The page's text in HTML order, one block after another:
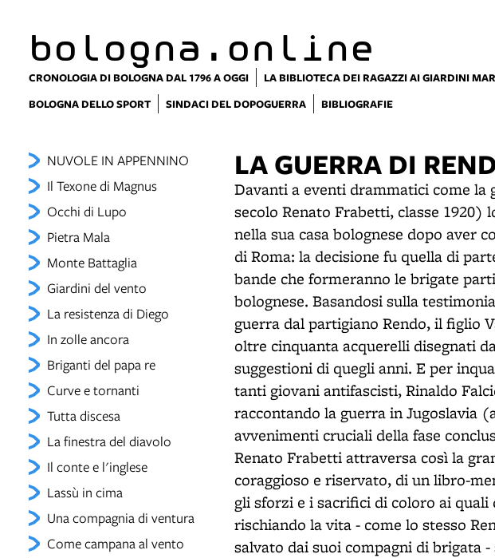
bologna.online
CRONOLOGIA DI BOLOGNA DAL 1796 A OGGI LA BIBLIOTECA DEI RAGAZZI AI GIARDINI
BOLOGNA DELLO SPORT
SINDACI DEL DOPOGUERRA BIBLIOGRAFIE
NUVOLE IN APPENNINO
Il Texone di Magnus
Occhi di Lupo
Pietra Mala
Monte Battaglia
Giardini del vento
La resistenza di Diego
In zolle ancora
Briganti del papa re
Curve e tornanti
Tutta discesa
La finestra del diavolo
Il conte e l'inglese
Lassù in cima
Una compagnia di ventura
Come campana al vento
LA GUERRA DI
Davanti a eventi drammatici come la
secolo Renato Frabetti, classe 1920)
nella sua casa bolognese dopo aver
di Roma: la decisione fu quella di
bande che formeranno le brigate
bolognese. Basandosi sulla
guerra dal partigiano Rendo, il figlio
oltre cinquanta acquerelli disegnati
suggestioni di quegli anni. E per
tanti giovani antifascisti, Rinaldo
raccontando la guerra in Jugoslavia
avvenimenti cruciali della fase
Renato Frabetti attraversa così la
coraggioso e riservato, di un libro-
gli sforzi e i sacrifici di coloro ai
rischiando la vita - come lo stesso
salvato dai suoi compagni di brigata